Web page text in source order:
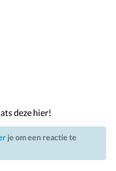
deze hier!
je om een reactie te